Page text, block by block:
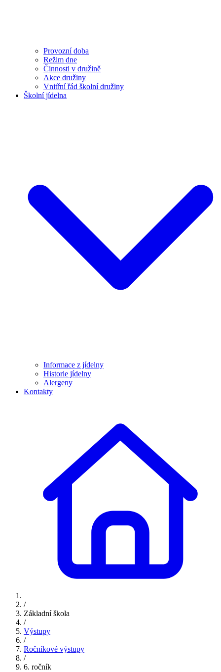
Provozní doba
Režim dne
Činnosti v družině
Akce družiny
Vnitřní řád školní družiny
Školní jídelna
Informace z jídelny
Historie jídelny
Alergeny
Kontakty
/
Základní škola
/
Výstupy
/
Ročníkové výstupy
/
6. ročník